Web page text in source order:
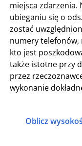
miejsca zdarzenia.
ubieganiu się o
zostać
numery telefonów,
kto jest
także istotne przy
przez
wykonanie
Oblicz